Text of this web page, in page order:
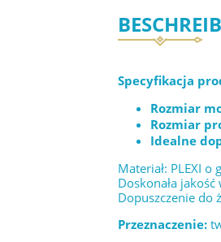
Specyfikacja
Rozmiar
Rozmiar
Idealne
Materiał: PLEXI
Doskonała
Dopuszczenie do
Przeznaczenie: